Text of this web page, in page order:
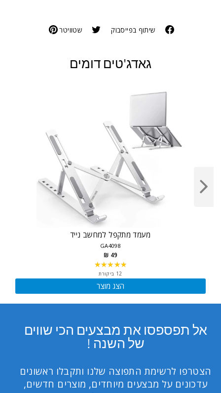
שיתוף בפייסבוק שטוויטר
גאדג'טים דומים
מעמד מתקפל למחשב נייד
GA4098
49 ₪
★★★★★
of
5
12 ביקורת
הצג מוצר
אל תפספסו את מבצעים הכי שווים
של השנה !
הצטרפו לרשימת התפוצה שלנו ותקבלו ראשונים
עדכונים על מבצעים מיוחדים, מוצרים חדשים,